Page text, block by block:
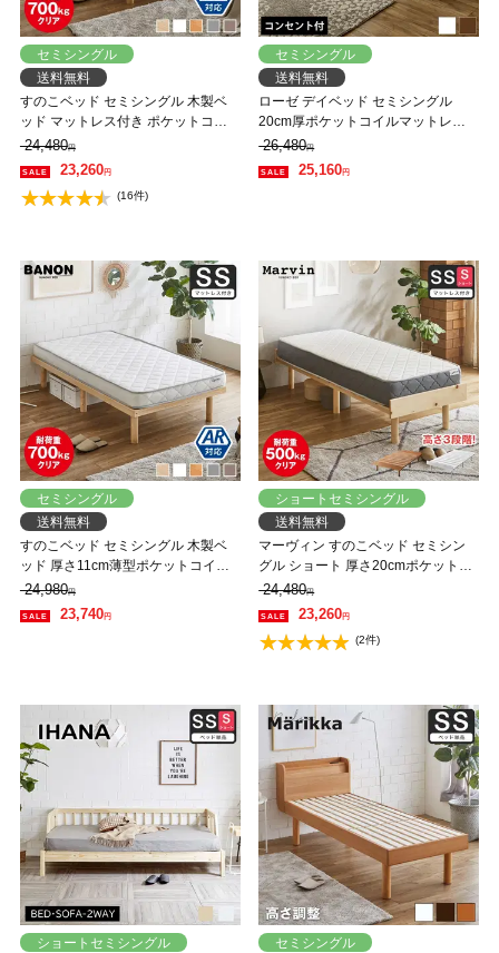
セミシングル
送料無料
すのこベッド セミシングル 木製ベ
ッド マットレス付き ポケットコイ
ルマットレス 組立簡単 ヘッドレス
一人暮らし 北欧 低ホルムアルデヒ
ド バノン【AR】
24,480円
23,260円
(16件)
セミシングル
送料無料
ローゼ デイベッド セミシングル
20cm厚ポケットコイルマットレス
セット 棚 コンセント付き すのこベ
ッド セミシングルベッドローベッド
26,480円
25,160円
セミシングル
送料無料
すのこベッド セミシングル 木製ベ
ッド 厚さ11cm薄型ポケットコイル
マットレス付き ポケットコイルマッ
トレス 組立簡単 ヘッドレス 一人暮
らし 北欧 低ホルムアルデヒド バノ
24,980円
23,740円
ショートセミシングル
送料無料
マーヴィン すのこベッド セミシン
グル ショート 厚さ20cmポケットコ
イルマットレスセット 木製 頑丈 耐
荷重500kg ヘッドレス 高さ3段階
24,480円
23,260円
(2件)
ショートセミシングル
セミシングル